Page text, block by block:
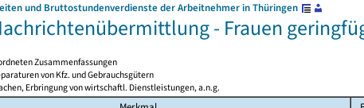
und Bruttostundenverdienste der Arbeitnehmer in Thüringen
- Frauen
Zusammenfassungen
von Kfz. und Gebrauchsgütern
Erbringung von wirtschaftl. Dienstleistungen, a.n.g.